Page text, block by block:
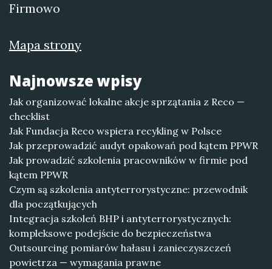
Firmowo
Mapa strony
Najnowsze wpisy
Jak organizować lokalne akcje sprzątania z Reco —
checklist
Jak Fundacja Reco wspiera recykling w Polsce
Jak przeprowadzić audyt opakowań pod kątem PPWR
Jak prowadzić szkolenia pracowników w firmie pod
kątem PPWR
Czym są szkolenia antyterrorystyczne: przewodnik
dla początkujących
Integracja szkoleń BHP i antyterrorystycznych:
kompleksowe podejście do bezpieczeństwa
Outsourcing pomiarów hałasu i zanieczyszczeń
powietrza — wymagania prawne